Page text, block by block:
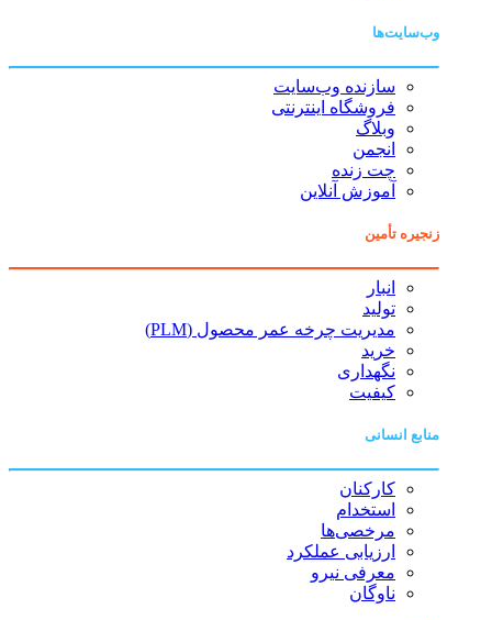
وب‌سایت‌ها
سازنده وب‌سایت
فروشگاه اینترنتی
وبلاگ
انجمن
چت زنده
آموزش آنلاین
زنجیره تأمین
انبار
تولید
مدیریت چرخه عمر محصول (PLM)
خرید
نگهداری
کیفیت
منابع انسانی
کارکنان
استخدام
مرخصی‌ها
ارزیابی عملکرد
معرفی نیرو
ناوگان